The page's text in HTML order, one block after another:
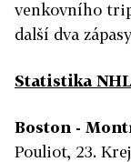
venkovního
další dva
Statistika
Boston -
Pouliot, 23.